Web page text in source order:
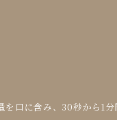
口に含み、30秒から1